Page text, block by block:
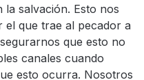
la salvación. Esto nos
el que trae al pecador a
que esto no
canales cuando
esto ocurra. Nosotros